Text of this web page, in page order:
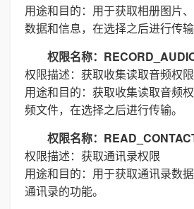
用途和目的：用于获取相册图片
数据和信息，在选择之后进行传输
权限名称：
权限描述：获取收集读取音频权限
用途和目的：获取收集读取音频
频文件，在选择之后进行传输。
权限名称：
权限描述：获取通讯录权限
用途和目的：用于获取通讯录数
通讯录的功能。